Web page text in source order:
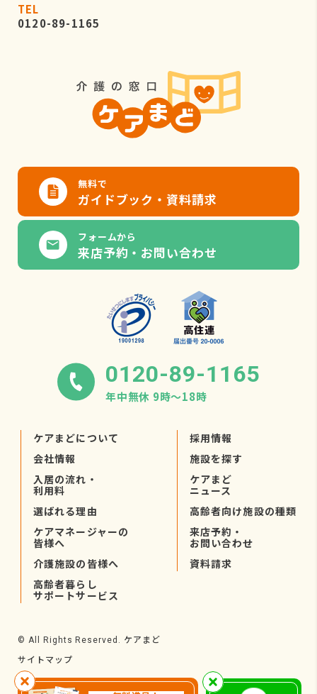
TEL
0120-89-1165
無料で
ガイドブック・資料請求
フォームから
来店予約・お問い合わせ
0120-89-1165
年中無休 9時〜18時
ケアまどについて
会社情報
入居の流れ・
利用料
選ばれる理由
ケアマネージャーの
皆様へ
介護施設の皆様へ
高齢者暮らし
サポートサービス
採用情報
施設を探す
ケアまど
ニュース
高齢者向け施設の種類
来店予約・
お問い合わせ
資料請求
© All Rights Reserved. ケアまど
サイトマップ